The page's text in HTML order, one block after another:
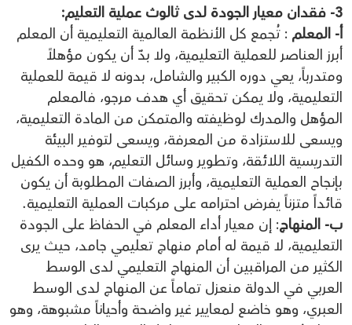
3- فقدان معيار الجودة لدى ثالوث عملية التعليم:
أ- المعلم : تُجمع كل الأنظمة العالمية التعليمية أن المعلم
أبرز العناصر للعملية التعليمية، ولا بدّ أن يكون مؤهلاً
ومتدرباً، يعي دوره الكبير والشامل، بدونه لا قيمة للعملية
التعليمية، ولا يمكن تحقيق أي هدف مرجو، فالمعلم
المؤهل والمدرك لوظيفته والمتمكن من المادة التعليمية،
ويسعى للاستزادة من المعرفة، ويسعى لتوفير البيئة
التدريسية اللائقة، وتطوير وسائل التعليم، هو وحده الكفيل
بإنجاح العملية التعليمية، وأبرز الصفات المطلوبة أن يكون
قائداً متزناً يفرض احترامه على مركبات العملية التعليمية.
ب- المنهاج: إن معيار أداء المعلم في الحفاظ على الجودة
التعليمية، لا قيمة له أمام منهاج تعليمي جامد، حيث يرى
الكثير من المراقبين أن المنهاج التعليمي لدى الوسط
العربي في الدولة منعزل تماماً عن المنهاج لدى الوسط
العبري، وهو خاضع لمعايير غير واضحة وأحياناً مشبوهة، وهو